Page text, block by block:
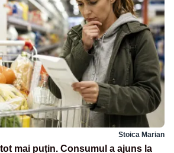
Stoica Marian
mai puțin. Consumul a ajuns la